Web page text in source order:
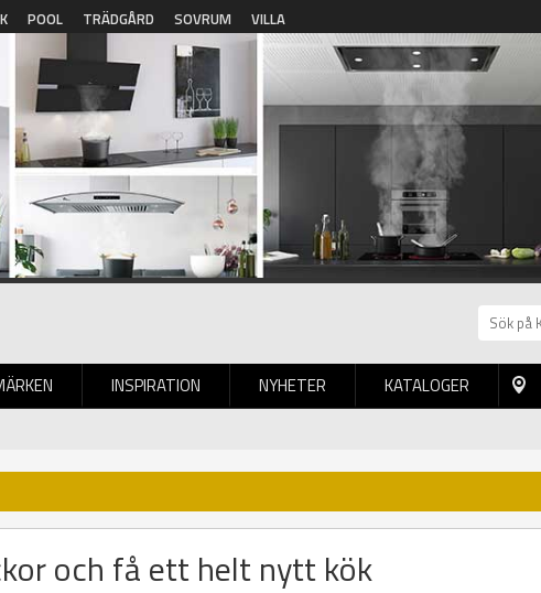
POOL TRÄDGÅRD SOVRUM VILLA
INSPIRATION NYHETER KATALOGER
och få ett helt nytt kök